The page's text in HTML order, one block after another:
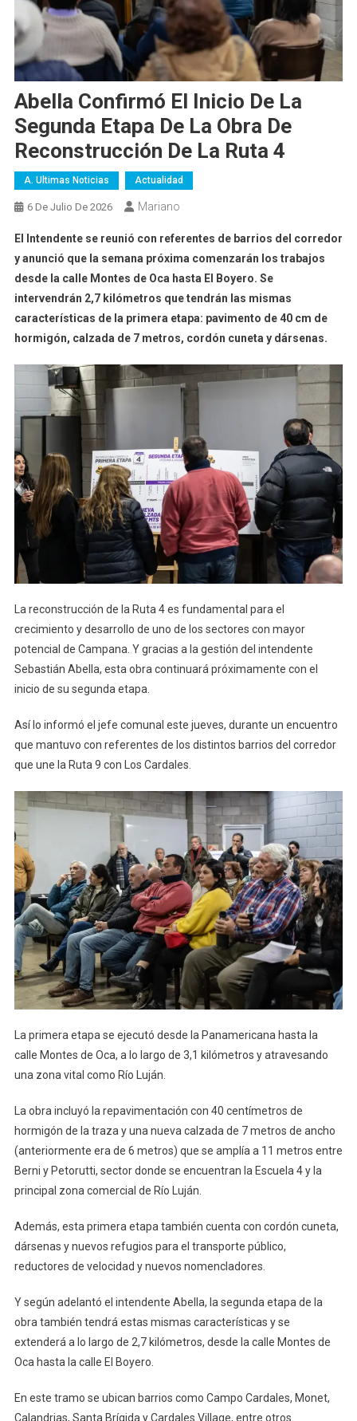
Abella Confirmó El Inicio De La
Segunda Etapa De La Obra De
Reconstrucción De La Ruta 4
A. Ultimas Noticias Actualidad
6 De Julio De 2026 Mariano
El Intendente se reunió con referentes de barrios del corredor
y anunció que la semana próxima comenzarán los trabajos
desde la calle Montes de Oca hasta El Boyero. Se
intervendrán 2,7 kilómetros que tendrán las mismas
características de la primera etapa: pavimento de 40 cm de
hormigón, calzada de 7 metros, cordón cuneta y dársenas.
La reconstrucción de la Ruta 4 es fundamental para el
crecimiento y desarrollo de uno de los sectores con mayor
potencial de Campana. Y gracias a la gestión del intendente
Sebastián Abella, esta obra continuará próximamente con el
inicio de su segunda etapa.
Así lo informó el jefe comunal este jueves, durante un encuentro
que mantuvo con referentes de los distintos barrios del corredor
que une la Ruta 9 con Los Cardales.
La primera etapa se ejecutó desde la Panamericana hasta la
calle Montes de Oca, a lo largo de 3,1 kilómetros y atravesando
una zona vital como Río Luján.
La obra incluyó la repavimentación con 40 centímetros de
hormigón de la traza y una nueva calzada de 7 metros de ancho
(anteriormente era de 6 metros) que se amplía a 11 metros entre
Berni y Petorutti, sector donde se encuentran la Escuela 4 y la
principal zona comercial de Río Luján.
Además, esta primera etapa también cuenta con cordón cuneta,
dársenas y nuevos refugios para el transporte público,
reductores de velocidad y nuevos nomencladores.
Y según adelantó el intendente Abella, la segunda etapa de la
obra también tendrá estas mismas características y se
extenderá a lo largo de 2,7 kilómetros, desde la calle Montes de
Oca hasta la calle El Boyero.
En este tramo se ubican barrios como Campo Cardales, Monet,
Calandrias, Santa Brígida y Cardales Village, entre otros.